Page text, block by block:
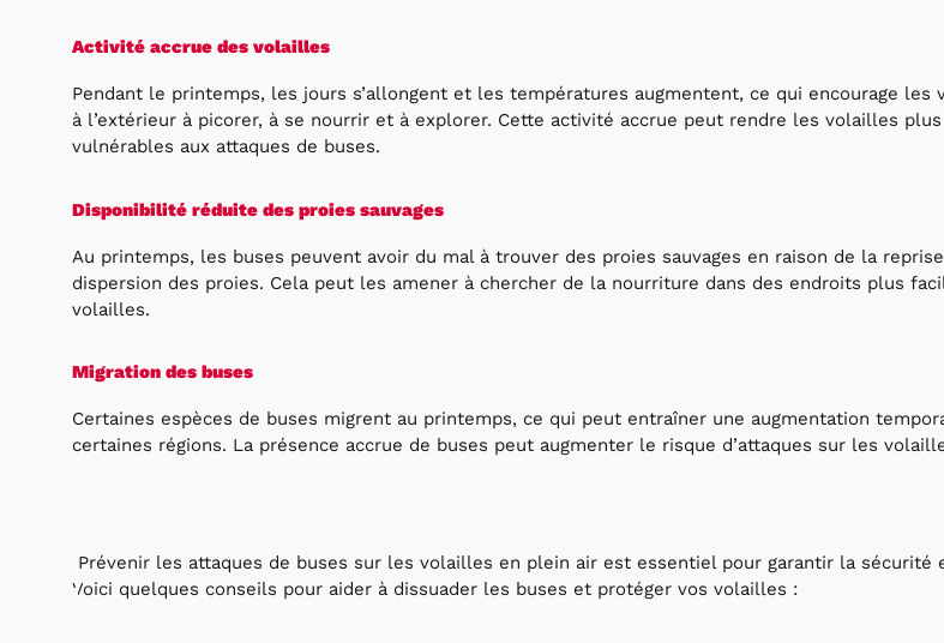
Activité accrue des volailles
Pendant le printemps, les jours s’allongent et les températures augmentent, ce qui encourage les
à l’extérieur à picorer, à se nourrir et à explorer. Cette activité accrue peut rendre les volailles
vulnérables aux attaques de buses.
Disponibilité réduite des proies sauvages
Au printemps, les buses peuvent avoir du mal à trouver des proies sauvages en raison de la
dispersion des proies. Cela peut les amener à chercher de la nourriture dans des endroits plus
volailles.
Migration des buses
Certaines espèces de buses migrent au printemps, ce qui peut entraîner une augmentation
certaines régions. La présence accrue de buses peut augmenter le risque d’attaques sur les
Prévenir les attaques de buses sur les volailles en plein air est essentiel pour garantir la sécurité
Voici quelques conseils pour aider à dissuader les buses et protéger vos volailles :